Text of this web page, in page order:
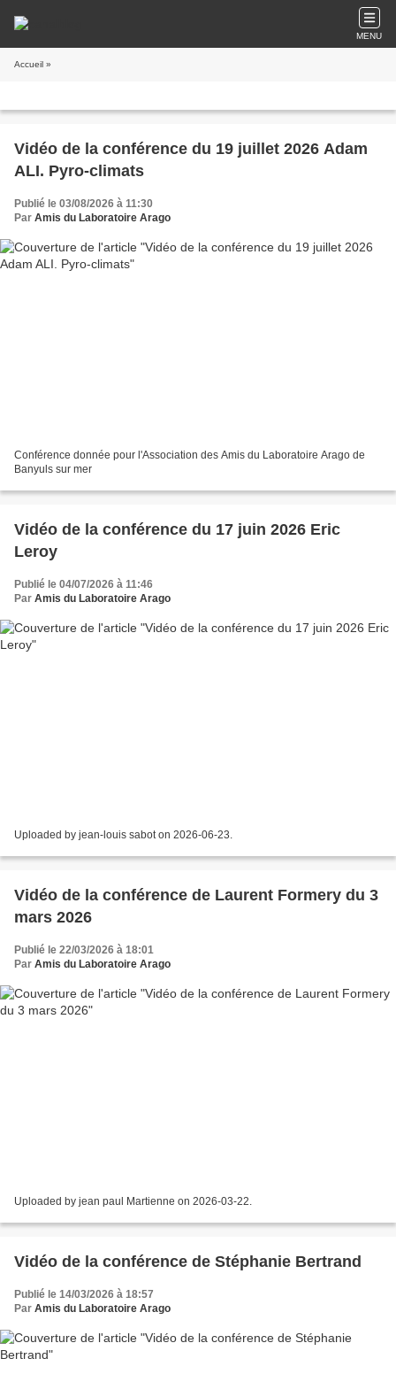
MENU
Accueil »
Vidéo de la conférence du 19 juillet 2026 Adam
ALI. Pyro-climats
Publié le 03/08/2026 à 11:30
Par Amis du Laboratoire Arago
Conférence donnée pour l'Association des Amis du Laboratoire Arago de
Banyuls sur mer
Vidéo de la conférence du 17 juin 2026 Eric
Leroy
Publié le 04/07/2026 à 11:46
Par Amis du Laboratoire Arago
Uploaded by jean-louis sabot on 2026-06-23.
Vidéo de la conférence de Laurent Formery du 3
mars 2026
Publié le 22/03/2026 à 18:01
Par Amis du Laboratoire Arago
Uploaded by jean paul Martienne on 2026-03-22.
Vidéo de la conférence de Stéphanie Bertrand
Publié le 14/03/2026 à 18:57
Par Amis du Laboratoire Arago